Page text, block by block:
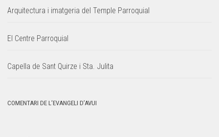
Arquitectura i imatgeria del Temple Parroquial
El Centre Parroquial
Capella de Sant Quirze i Sta. Julita
COMENTARI DE L’EVANGELI D’AVUI